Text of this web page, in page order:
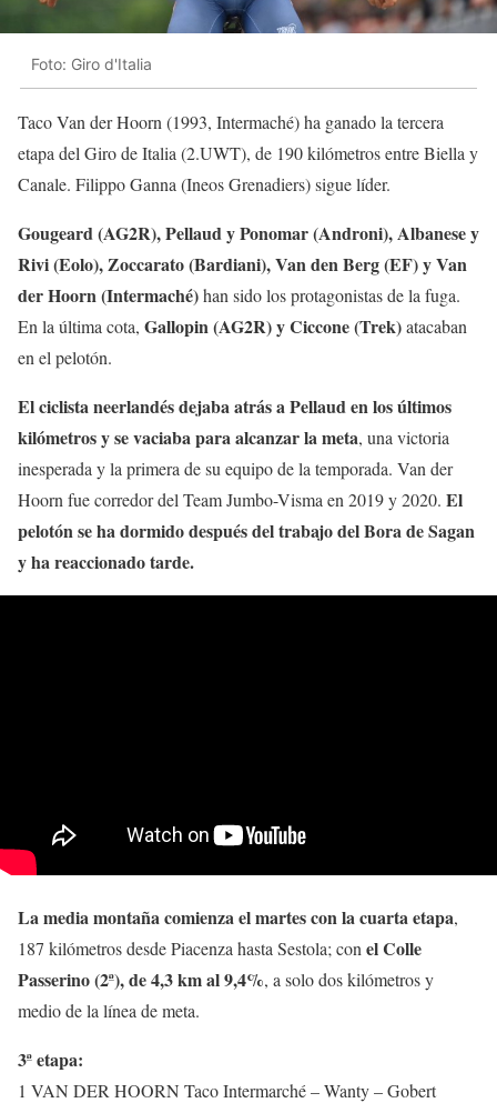
Foto: Giro d'Italia
Taco Van der Hoorn (1993, Intermaché) ha ganado la tercera
etapa del Giro de Italia (2.UWT), de 190 kilómetros entre Biella y
Canale. Filippo Ganna (Ineos Grenadiers) sigue líder.
Gougeard (AG2R), Pellaud y Ponomar (Androni), Albanese y
Rivi (Eolo), Zoccarato (Bardiani), Van den Berg (EF) y Van
der Hoorn (Intermaché)han sido los protagonistas de la fuga.
En la última cota, Gallopin (AG2R) y Ciccone (Trek)atacaban
en el pelotón.
El ciclista neerlandés dejaba atrás a Pellaud en los últimos
kilómetros y se vaciaba para alcanzar la meta, una victoria
inesperada y la primera de su equipo de la temporada. Van der
Hoorn fue corredor del Team Jumbo-Visma en 2019 y 2020. El
pelotón se ha dormido después del trabajo del Bora de Sagan
y ha reaccionado tarde.
La media montaña comienza el martes con la cuarta etapa,
187 kilómetros desde Piacenza hasta Sestola; con el Colle
Passerino (2ª), de 4,3 km al 9,4%, a solo dos kilómetros y
medio de la línea de meta.
3ª etapa:
1 VAN DER HOORN Taco Intermarché – Wanty – Gobert